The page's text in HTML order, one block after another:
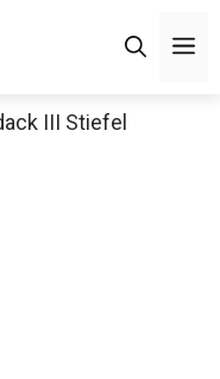
III Stiefel